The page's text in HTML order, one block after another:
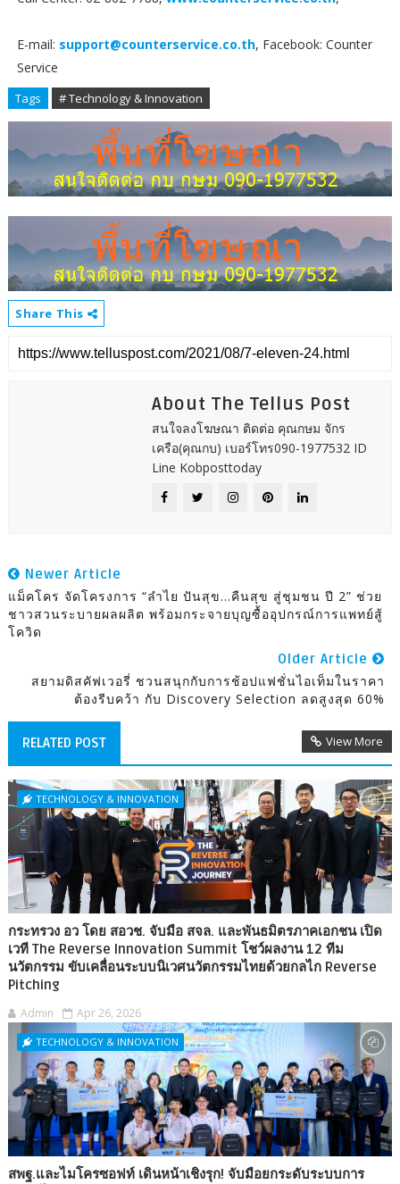
E-mail: support@counterservice.co.th, Facebook: Counter
Service
Tags # Technology & Innovation
Share This
About The Tellus Post
สนใจลงโฆษณา ติดต่อ คุณกษม จักร
เครือ(คุณกบ) เบอร์โทร090-1977532 ID
Line Kobposttoday
Newer Article
แม็คโคร จัดโครงการ “ลำไย ปันสุข...คืนสุข สู่ชุมชน ปี 2” ช่วย
ชาวสวนระบายผลผลิต พร้อมกระจายบุญซื้ออุปกรณ์การแพทย์สู้
โควิด
Older Article
สยามดิสคัฟเวอรี่ ชวนสนุกกับการช้อปแฟชั่นไอเท็มในราคา
ต้องรีบคว้า กับ Discovery Selection ลดสูงสุด 60%
RELATED POST View More
TECHNOLOGY & INNOVATION
กระทรวง อว โดย สอวช. จับมือ สจล. และพันธมิตรภาคเอกชน เปิด
เวที The Reverse Innovation Summit โชว์ผลงาน 12 ทีม
นวัตกรรม ขับเคลื่อนระบบนิเวศนวัตกรรมไทยด้วยกลไก Reverse
Pitching
Admin Apr 26, 2026
TECHNOLOGY & INNOVATION
สพฐ.และไมโครซอฟท์ เดินหน้าเชิงรุก! จับมือยกระดับระบบการ